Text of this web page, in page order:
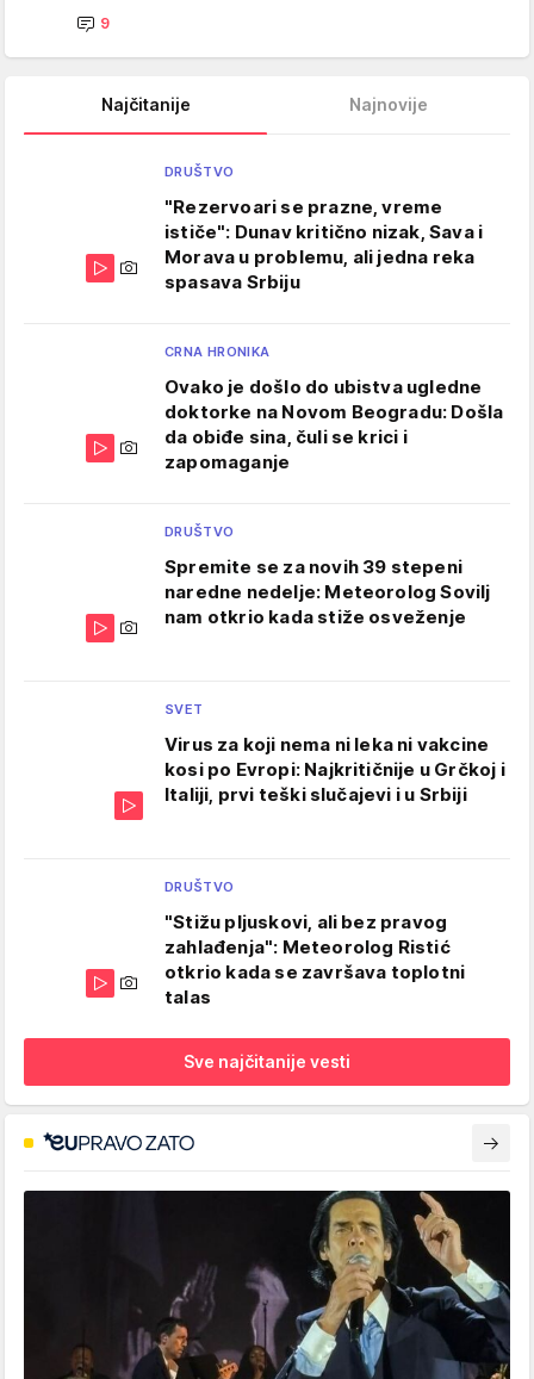
9
Najčitanije Najnovije
DRUŠTVO
"Rezervoari se prazne, vreme
ističe": Dunav kritično nizak, Sava i
Morava u problemu, ali jedna reka
spasava Srbiju
CRNA HRONIKA
Ovako je došlo do ubistva ugledne
doktorke na Novom Beogradu: Došla
da obiđe sina, čuli se krici i
zapomaganje
DRUŠTVO
Spremite se za novih 39 stepeni
naredne nedelje: Meteorolog Sovilj
nam otkrio kada stiže osveženje
SVET
Virus za koji nema ni leka ni vakcine
kosi po Evropi: Najkritičnije u Grčkoj i
Italiji, prvi teški slučajevi i u Srbiji
DRUŠTVO
"Stižu pljuskovi, ali bez pravog
zahlađenja": Meteorolog Ristić
otkrio kada se završava toplotni
talas
Sve najčitanije vesti